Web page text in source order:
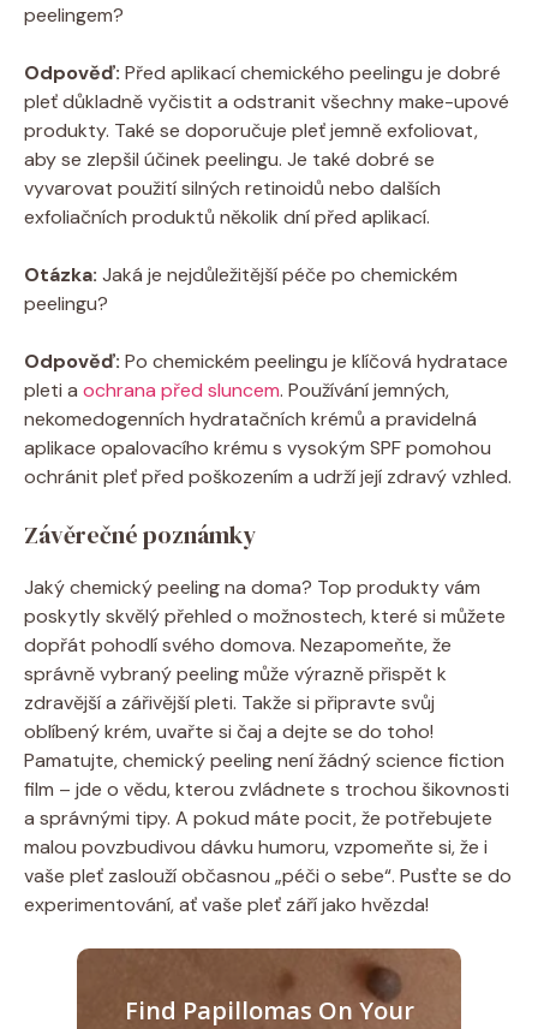
peelingem?
Odpověď: Před aplikací chemického ⁢peelingu‌ je​ dobré
pleť‌ důkladně vyčistit a odstranit⁤ všechny make-upové
produkty. Také‌ se doporučuje⁢ pleť jemně exfoliovat,
aby se​ zlepšil účinek peelingu. Je také dobré se
vyvarovat použití silných retinoidů⁢ nebo dalších
exfoliačních produktů několik dní před⁤ aplikací.
Otázka: Jaká je nejdůležitější péče ⁢po chemickém
peelingu?
Odpověď: Po chemickém ⁤peelingu je ⁢klíčová hydratace​
pleti⁤ a​ ochrana před sluncem. Používání jemných,
nekomedogenních hydratačních krémů a⁣ pravidelná​
aplikace opalovacího​ krému⁢ s​ vysokým SPF⁣ pomohou
⁣ochránit ‍pleť před poškozením a udrží její ‌zdravý vzhled.
Závěrečné⁤ poznámky
Jaký ⁢chemický peeling na doma? ⁣Top produkty‌ vám
poskytly skvělý přehled o možnostech, které ‌si můžete
dopřát pohodlí svého domova. Nezapomeňte, že
správně vybraný peeling může výrazně přispět k⁤
zdravější a zářivější ​pleti. Takže si připravte svůj ​
oblíbený krém, uvařte si čaj a dejte​ se do toho!
Pamatujte, chemický peeling není žádný science fiction
film – jde o vědu, ‍kterou zvládnete s trochou ​šikovnosti
a‌ správnými tipy. A pokud máte⁢ pocit, že potřebujete
⁢malou povzbudivou ⁣dávku ‍humoru, vzpomeňte si, že i
vaše pleť zaslouží⁤ občasnou „péči o​ sebe“. Pusťte se do
experimentování, ať‌ vaše pleť září jako ‌hvězda!
Find Papillomas On Your